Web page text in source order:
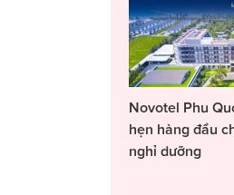
Novotel Phu
hẹn hàng đầu
nghỉ dưỡng